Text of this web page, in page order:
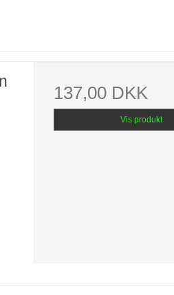
137,00 DKK
Vis produkt